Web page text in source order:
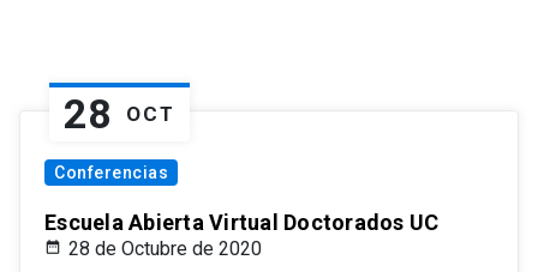
28 OCT
Conferencias
Escuela Abierta Virtual Doctorados UC
28 de Octubre de 2020